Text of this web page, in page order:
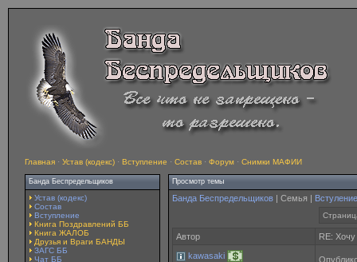
Главная · Устав (кодекс) · Вступление · Состав · Форум · Снимки МАФИИ
Банда Беспредельщиков
Устав (кодекс)
Состав
Вступление
Книга Поздравлений ББ
Книга ЖАЛОБ
Друзья и Враги БАНДЫ
ЗАГС ББ
Чат ББ
Просмотр темы
Банда Беспредельщиков | Семья | Встуление
Автор
RE: Хочу
kawasaki